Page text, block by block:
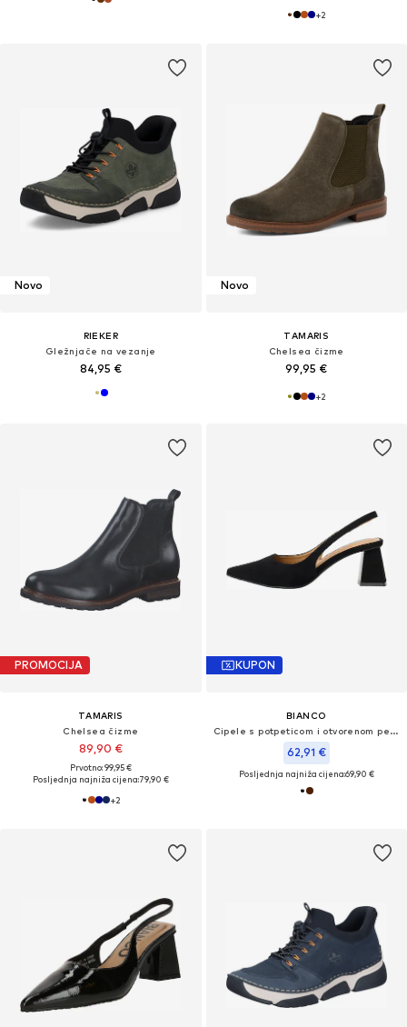
+2
Novo
RIEKER
Gležnjače na vezanje
84,95 €
Novo
TAMARIS
Chelsea čizme
99,95 €
+2
PROMOCIJA
TAMARIS
Chelsea čizme
89,90 €
Prvotno: 99,95 €
Posljednja najniža cijena:79,90 €
+2
KUPON
BIANCO
Cipele s potpeticom i otvorenom petom 'Maralyn'
62,91 €
Posljednja najniža cijena:69,90 €